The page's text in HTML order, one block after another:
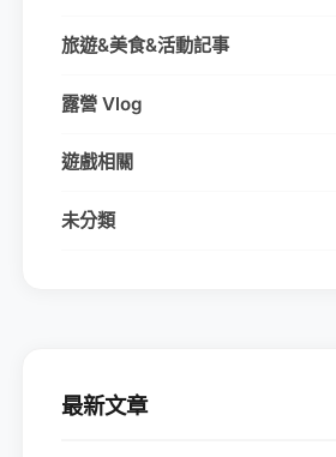
旅遊&美食&活動記事
露營 Vlog
遊戲相關
未分類
最新文章